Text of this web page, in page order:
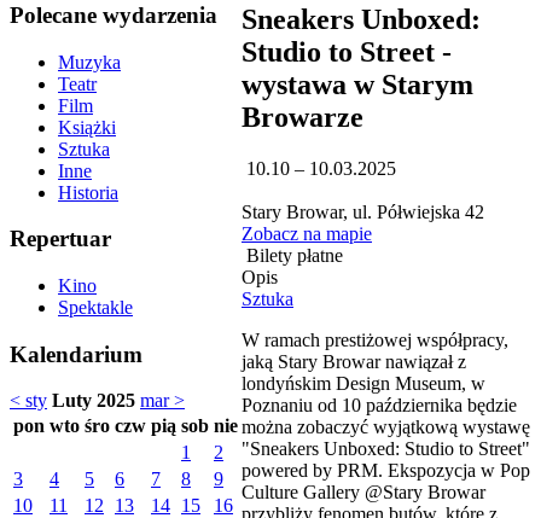
Polecane wydarzenia
Muzyka
Teatr
Film
Książki
Sztuka
Inne
Historia
Repertuar
Kino
Spektakle
Kalendarium
< sty Luty 2025 mar >
pon wto śro czw pią sob nie
1
2
3
4 5 6 7 8
9
10
11 12 13 14 15
16
Sneakers Unboxed:
Studio to Street -
wystawa w Starym
Browarze
10.10 – 10.03.2025
Stary Browar, ul. Półwiejska 42
Zobacz na mapie
Bilety płatne
Opis
Sztuka
W ramach prestiżowej współpracy,
jaką Stary Browar nawiązał z
londyńskim Design Museum, w
Poznaniu od 10 października będzie
można zobaczyć wyjątkową wystawę
"Sneakers Unboxed: Studio to Street"
powered by PRM. Ekspozycja w Pop
Culture Gallery @Stary Browar
przybliży fenomen butów, które z